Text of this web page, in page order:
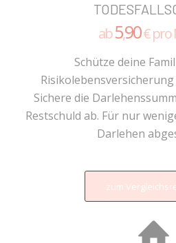
ab5,90€ pro
Schütze deine
Sichere die
Restschuld ab. Für nur
Darlehen
zum